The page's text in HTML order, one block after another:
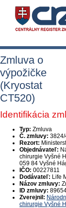
Zmluva o
výpožičke
(Kryostat
CT520)
Identifikácia
Typ: Zmluva
Č. zmluvy:
Rezort:
Objednávateľ:
chirurgie Vyšné
059 84 Vyšné
IČO: 00227811
Dodávateľ: Life
Názov zmluvy:
ID zmluvy:
Zverejnil:
chirurgie Vyšné